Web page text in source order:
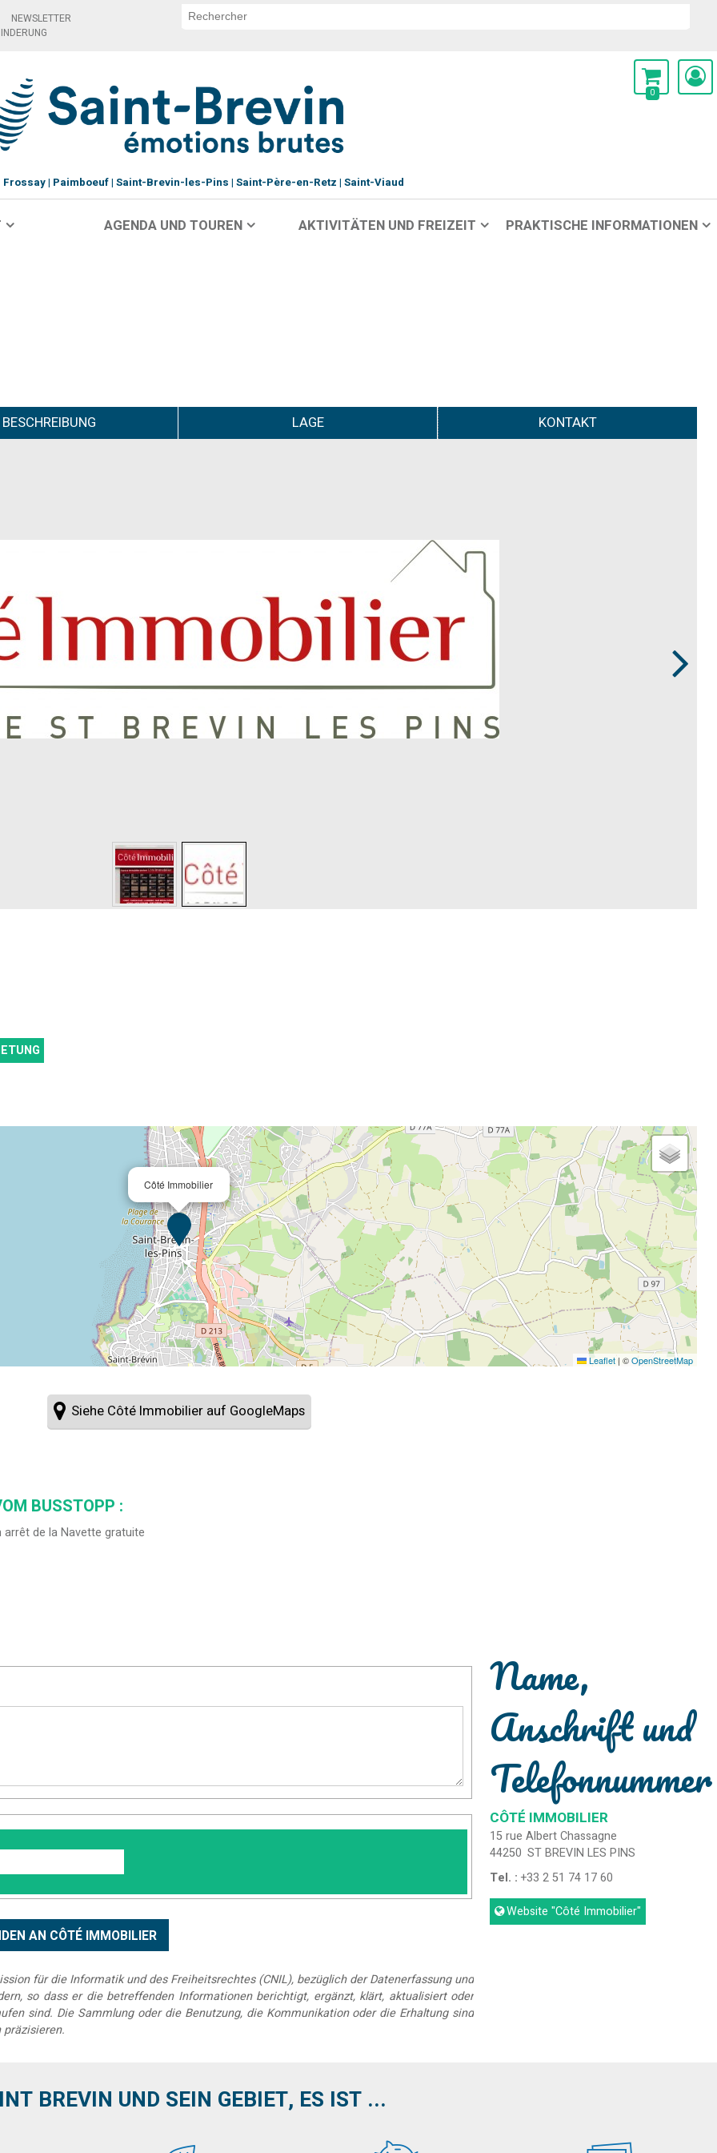
NEWSLETTER
0
Frossay Paimboeuf Saint-Brevin-les-Pins Saint-Père-en-Retz Saint-Viaud
AGENDA UND TOUREN AKTIVITÄTEN UND FREIZEIT PRAKTISCHE INFORMATIONEN
BESCHREIBUNG LAGE KONTAKT
Côté Immobilier
Leaflet| ©OpenStreetMap
Siehe Côté Immobilier auf GoogleMaps
BUSSTOPP :
arrêt de la Navette gratuite
für die Informatik und des Freiheitsrechtes (CNIL), bezüglich der Datenerfassung und
so dass er die betreffenden Informationen berichtigt, ergänzt, klärt, aktualisiert oder
sind. Die Sammlung oder die Benutzung, die Kommunikation oder die Erhaltung sind
Name,
Anschrift und
Telefonnummer
CÔTÉ IMMOBILIER
15 rue Albert Chassagne
44250 ST BREVIN LES PINS
Tel. :+33 2 51 74 17 60
Website "Côté Immobilier"
BREVIN UND SEIN GEBIET, ES IST ...